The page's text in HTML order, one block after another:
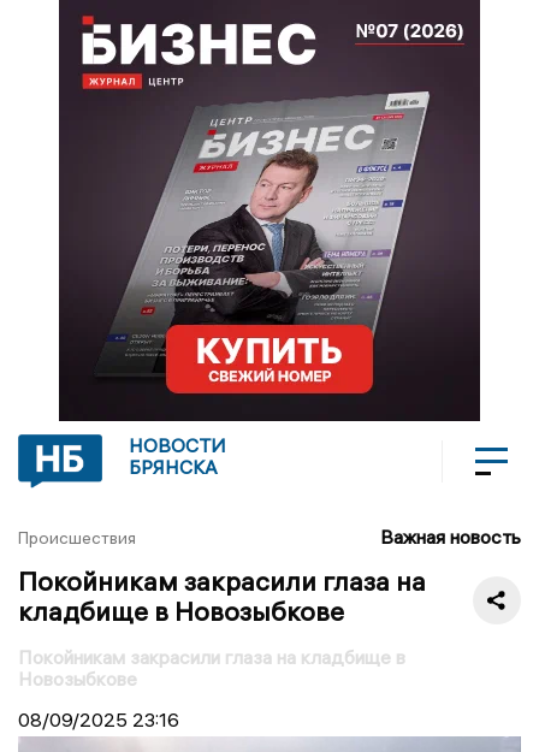
НОВОСТИ
БРЯНСКА
Происшествия Важная новость
Покойникам закрасили глаза на
кладбище в Новозыбкове
Покойникам закрасили глаза на кладбище в
Новозыбкове
08/09/2025 23:16